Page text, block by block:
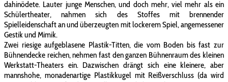
dahinödete. Lauter junge Menschen, und doch mehr, viel mehr als ein
Schülertheater, nahmen sich des Stoffes mit brennender
Spielleidenschaft an und überzeugten mit lockerem Spiel, angemessener
Gestik und Mimik.
Zwei riesige aufgeblasene Plastik-Titten, die vom Boden bis fast zur
Bühnendecke reichen, nehmen fast den ganzen Bühnenraum des kleinen
Werkstatt-Theaters ein. Dazwischen drängt sich eine kleinere, aber
mannshohe, monadenartige Plastikkugel mit Reißverschluss (da wird